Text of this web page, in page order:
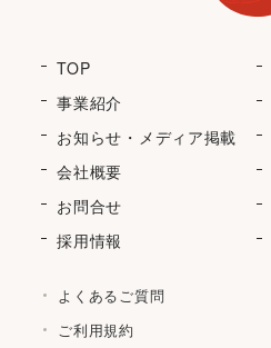
TOP
事業紹介
お知らせ・メディア掲載
会社概要
お問合せ
採用情報
よくあるご質問
ご利用規約